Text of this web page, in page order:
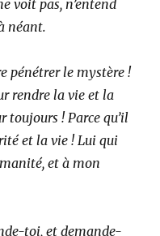
voit pas, n’entend
néant.
pénétrer le mystère !
rendre la vie et la
toujours ! Parce qu’il
et la vie ! Lui qui
et à mon
toi, et demande-